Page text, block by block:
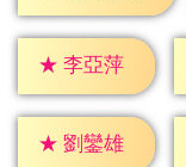
★ 李亞萍
★ 劉鑾雄